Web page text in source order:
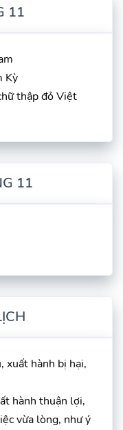
11
Kỳ
thập đỏ Việt
11
xuất hành bị hại,
hành thuận lợi,
vừa lòng, như ý